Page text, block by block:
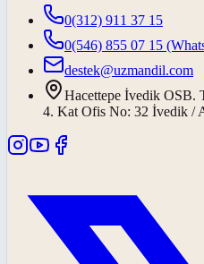
0(312) 911 37 15
0(546) 855 07 15
destek@uzmandil.com
Hacettepe İvedik OSB.
4. Kat Ofis No: 32 İvedik /